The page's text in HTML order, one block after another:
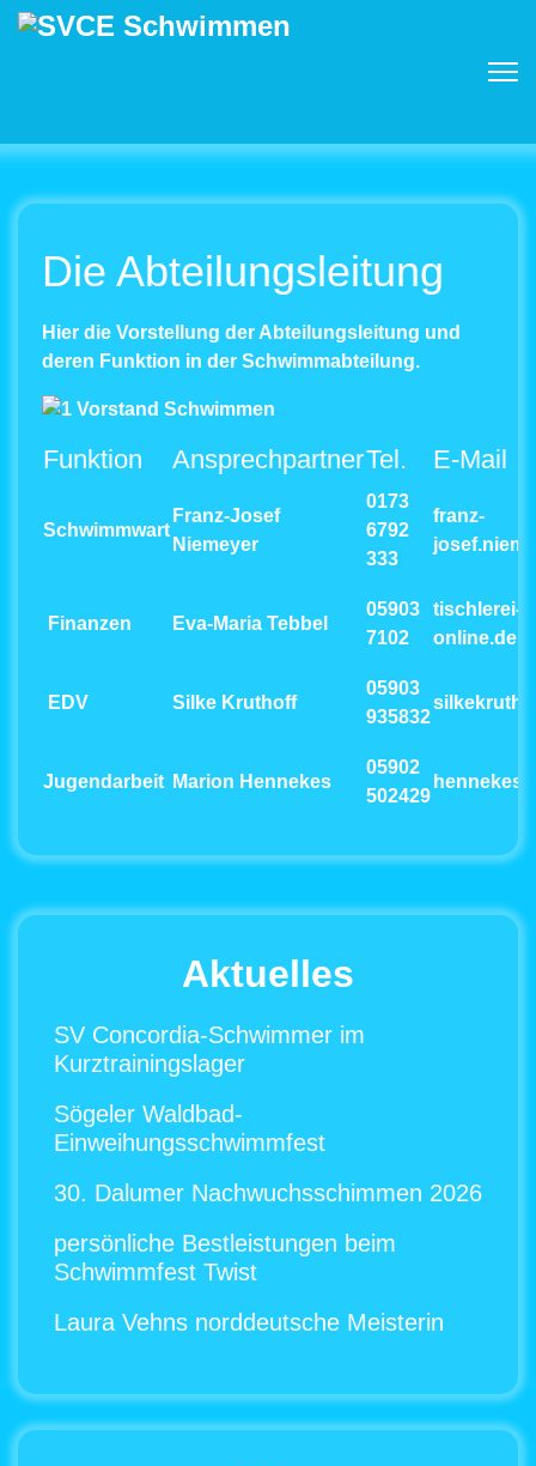
Die Abteilungsleitung
Hier die Vorstellung der Abteilungsleitung und
deren Funktion in der Schwimmabteilung.
Funktion AnsprechpartnerTel. E-Mail
Schwimmwart
Franz-Josef
Niemeyer
0173
6792
333
franz-
Finanzen Eva-Maria Tebbel
05903
7102
tischlerei-
online.de
EDV Silke Kruthoff
05903
935832
Jugendarbeit Marion Hennekes
05902
502429
Aktuelles
SV Concordia-Schwimmer im
Kurztrainingslager
Sögeler Waldbad-
Einweihungsschwimmfest
30. Dalumer Nachwuchsschimmen 2026
persönliche Bestleistungen beim
Schwimmfest Twist
Laura Vehns norddeutsche Meisterin